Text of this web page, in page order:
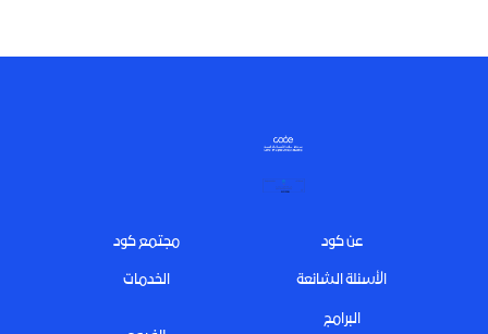
Footerعن كود
الخدمات
البرامج
مجتمع كود
الأسئلة الشائعة